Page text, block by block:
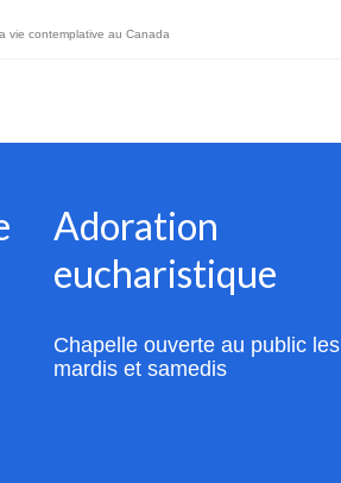
vie contemplative au Canada
Adoration
eucharistique
Chapelle ouverte au public les
mardis et samedis